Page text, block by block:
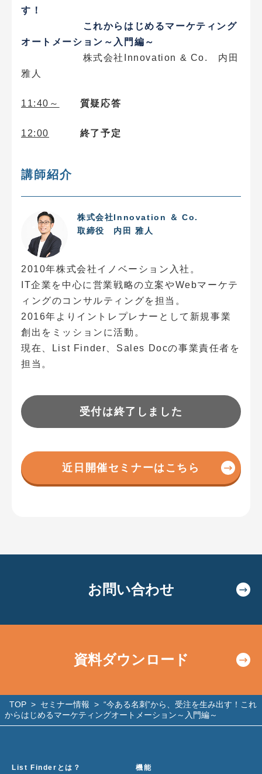
す！
これからはじめるマーケティング
オートメーション～入門編～
株式会社Innovation & Co. 内田
雅人
11:40～ 質疑応答
12:00 終了予定
講師紹介
株式会社Innovation ＆ Co.
取締役 内田 雅人
2010年株式会社イノベーション入社。
IT企業を中心に営業戦略の立案やWebマーケテ
ィングのコンサルティングを担当。
2016年よりイントレプレナーとして新規事業
創出をミッションに活動。
現在、List Finder、Sales Docの事業責任者を
担当。
受付は終了しました
近日開催セミナーはこちら
お問い合わせ
資料ダウンロード
TOP > セミナー情報 > “今ある名刺”から、受注を生み出す！これ
からはじめるマーケティングオートメーション～入門編～
List Finderとは？ 機能